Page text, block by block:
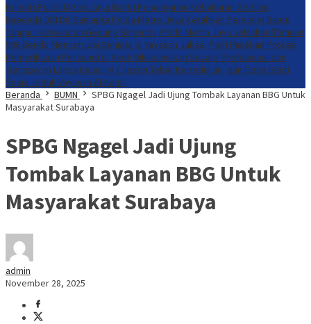
Brimob Polda Metro Jaya Bantu Penanganan Kebakaran Gedung
Bapenda DKI Dit Samapta Polda Metro Jaya Kerahkan Personel Bantu
Tangani Kebakaran Gedung Bapenda Polda Metro Jaya Jelaskan Temuan
996 Benda Menyerupai Senjata di Yayasan Jaksel Polri Pastikan Proses
Pemeriksaan Personel di Aceh Dilaksanakan Secara Profesional dan
Transparan Lapas Kelas IIA Cilegon Tebar Kepedulian, dan Gelar Bakti
Sosial Untuk Yayasan Al-Kahfi
Beranda
BUMN
SPBG Ngagel Jadi Ujung Tombak Layanan BBG Untuk
Masyarakat Surabaya
SPBG Ngagel Jadi Ujung
Tombak Layanan BBG Untuk
Masyarakat Surabaya
admin
November 28, 2025